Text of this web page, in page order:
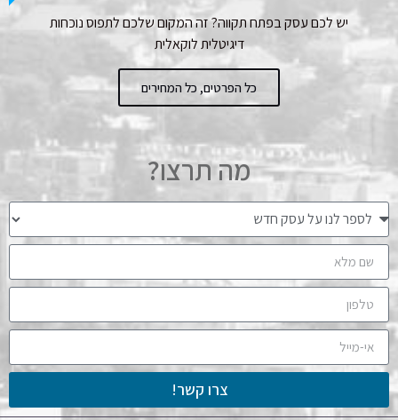
יש לכם עסק בפתח תקווה? זה המקום שלכם לתפוס נוכחות
דיגיטלית לוקאלית
כל הפרטים, כל המחירים
מה תרצו?
צרו קשר!